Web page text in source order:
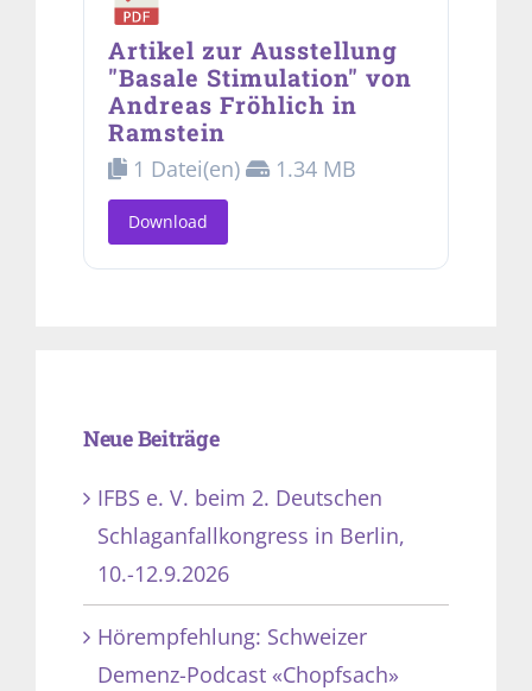
Artikel zur Ausstellung
"Basale Stimulation" von
Andreas Fröhlich in
Ramstein
1 Datei(en) 1.34 MB
Download
Neue Beiträge
IFBS e. V. beim 2. Deutschen
Schlaganfallkongress in Berlin,
10.-12.9.2026
Hörempfehlung: Schweizer
Demenz-Podcast «Chopfsach»